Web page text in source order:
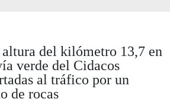
del kilómetro 13,7 en
verde del Cidacos
al tráfico por un
de rocas